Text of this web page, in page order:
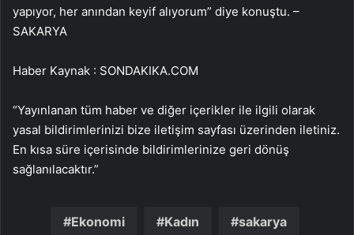
yapıyor, her anından keyif alıyorum” diye konuştu. –
SAKARYA
Haber Kaynak : SONDAKIKA.COM
“Yayınlanan tüm haber ve diğer içerikler ile ilgili olarak
yasal bildirimlerinizi bize iletişim sayfası üzerinden iletiniz.
En kısa süre içerisinde bildirimlerinize geri dönüş
sağlanılacaktır.”
Ekonomi Kadın sakarya